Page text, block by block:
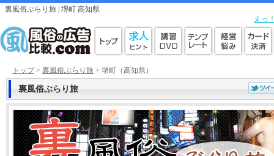
裏風俗ぶらり旅 | 堺町 高知県
えっ
トップ> 裏風俗ぶらり旅 > 堺町（高知県）
裏風俗ぶらり旅